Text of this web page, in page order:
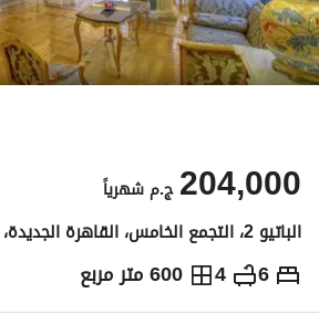
ج.م 204,000 شهرياً
الباتيو 2، التجمع الخامس، القاهرة الجديدة، القاهرة
6
4 600 متر مربع ج.م204,000شهرياً